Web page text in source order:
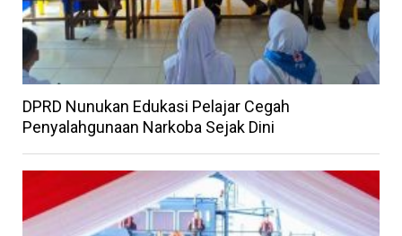
DPRD Nunukan Edukasi Pelajar Cegah
Penyalahgunaan Narkoba Sejak Dini